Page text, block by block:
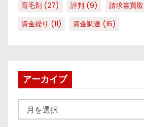
育毛剤 (27) 評判 (9) 請求書買取
資金繰り (11) 資金調達 (16)
アーカイブ
ー